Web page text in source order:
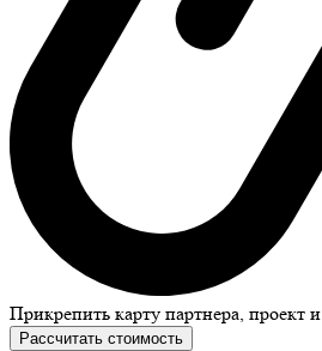
Прикрепить карту партнера, проект
Рассчитать стоимость